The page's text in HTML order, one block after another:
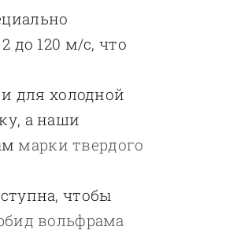
до 120 м/с, что
для холодной
а наши
марки твердого
чтобы
вольфрама